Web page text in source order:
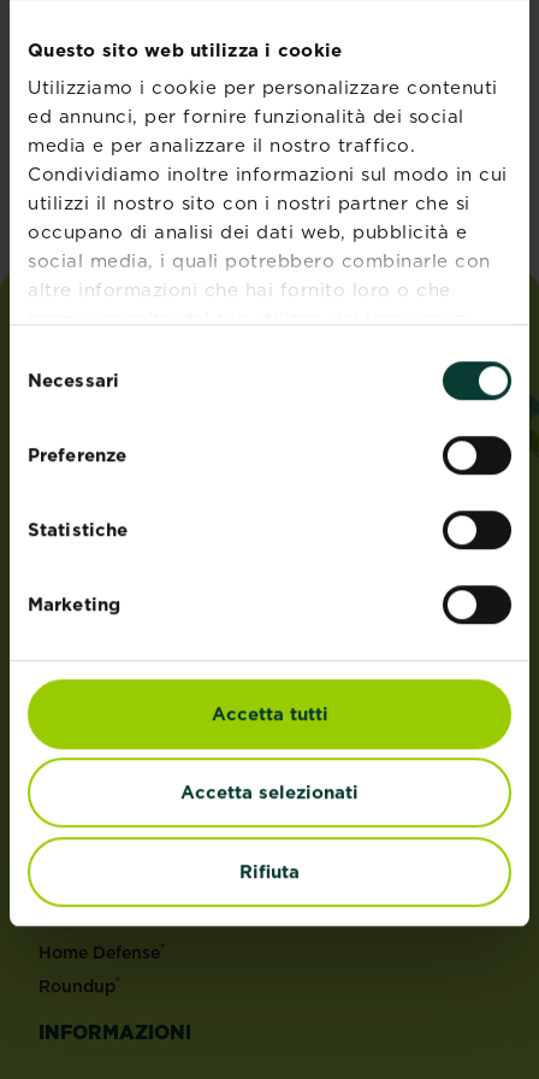
Questo sito web utilizza i cookie
Utilizziamo i cookie per personalizzare contenuti
ed annunci, per fornire funzionalità dei social
media e per analizzare il nostro traffico.
Condividiamo inoltre informazioni sul modo in cui
utilizzi il nostro sito con i nostri partner che si
occupano di analisi dei dati web, pubblicità e
social media, i quali potrebbero combinarle con
altre informazioni che hai fornito loro o che
hanno raccolto dal tuo utilizzo dei loro servizi.
delNecessari
Preferenze
Statistiche
Marketing
Accetta tutti
Accetta selezionati
Rifiuta
KB Performance
organics Concime
orticole
Evergreen Garden Care France SAS,
4 Allée des Séquoias
Roundup© è un marchio registrato e utilizzato su
Concimi per piante
Protezione delle piante
Controllo erbacce
Protezzione della casa
KB
Home Defense
Roundup®
INFORMAZIONI